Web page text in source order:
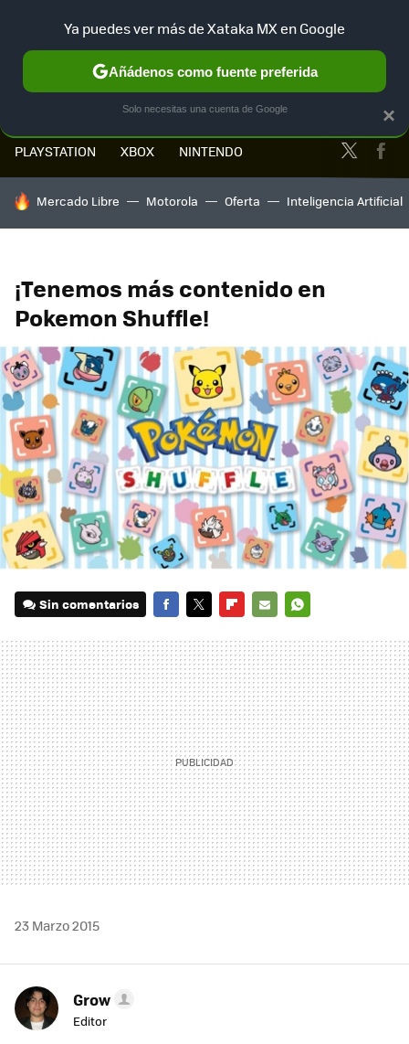
PLAYSTATION XBOX NINTENDO Twitter
HOY SE HABLA DE
Mercado Libre Motorola Oferta Inteligencia Artificial
¡Tenemos más contenido en
Pokemon Shuffle!
Sin comentarios
MAIL
23 Marzo 2015
Grow
Editor
×
Ya puedes ver más de Xataka MX en Google
Añádenos como fuente preferida
Solo necesitas una cuenta de Google